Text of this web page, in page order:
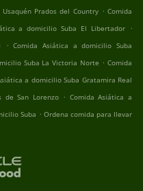
Prados del Country . Comida
a domicilio Suba El Libertador .
. Comida Asiática a domicilio Suba
Suba La Victoria Norte . Comida
a domicilio Suba Gratamira Real
de San Lorenzo . Comida Asiática a
Suba . Ordena comida para llevar